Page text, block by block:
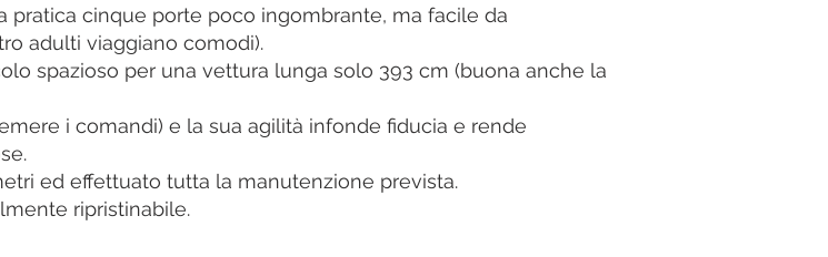
pratica cinque porte poco ingombrante, ma facile da
adulti viaggiano comodi).
spazioso per una vettura lunga solo 393 cm (buona anche la
i comandi) e la sua agilità infonde fiducia e rende
ed effettuato tutta la manutenzione prevista.
ripristinabile.